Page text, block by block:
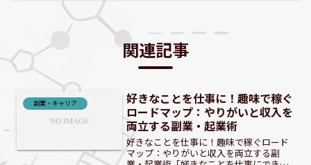
関連記事
副業・キャリア
好きなことを仕事に！趣味で稼ぐ
ロードマップ：やりがいと収入を
両立する副業・起業術
好きなことを仕事に！趣味で稼ぐロード
マップ：やりがいと収入を両立する副